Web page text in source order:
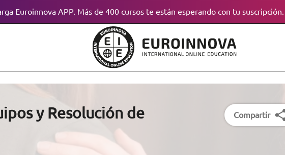
Euroinnova APP. Más de 400 cursos te están esperando con tu suscripción.
y Resolución de
Compartir